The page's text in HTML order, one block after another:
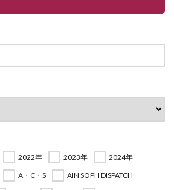
2022年 2023年
2024年
A・C・S
AIN SOPH DISPATCH